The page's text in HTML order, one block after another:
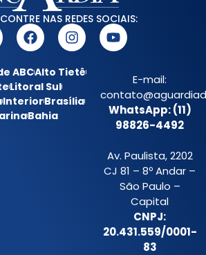
NAS REDES SOCIAIS:
ABCAlto Tietê
Litoral Sul
InteriorBrasília
Bahia
E-mail:
WhatsApp: (11)
98826-4492
Av. Paulista, 2202
CJ 81 – 8º Andar –
São Paulo –
Capital
CNPJ:
20.431.559/0001-
83